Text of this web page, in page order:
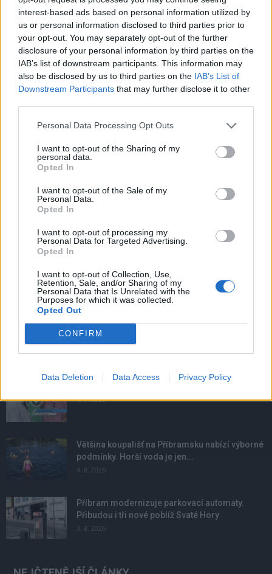
interest-based ads based on personal information utilized by
us or personal information disclosed to third parties prior to
your opt-out. You may separately opt-out of the further
disclosure of your personal information by third parties on the
IAB’s list of downstream participants. This information may
also be disclosed by us to third parties on the IAB’s List of
Downstream Participants that may further disclose it to other
Personal Data Processing Opt Outs
I want to opt-out of the Sharing of my
personal data.
Opted In
I want to opt-out of the Sale of my
Personal Data.
Opted In
I want to opt-out of processing my
Personal Data for Targeted Advertising.
Opted In
I want to opt-out of Collection, Use,
Retention, Sale, and/or Sharing of my
Personal Data that Is Unrelated with the
Purposes for which it was collected.
Opted Out
CONFIRM
Data Deletion Data Access Privacy Policy
Dobříšsko
Festival hudby na zámku Dobříš nabídne
Evu Urbanovou, Kateřinu Marii Tichou
i program pro děti
Dobříšský zámek získá krajskou podporu.
Peníze pomohou s opravou střechy
6. 8. 2026
Většina koupališť na Příbramsku nabízí výborné
podmínky. Horší voda je jen...
4. 8. 2026
Příbram modernizuje parkovací automaty.
Přibudou i tři nové poblíž Svaté Hory
3. 8. 2026